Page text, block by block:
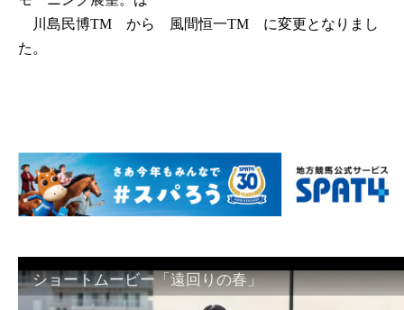
川島民博TM から 風間恒一TM に変更となりまし
た。
ショートムービー「遠回りの春」